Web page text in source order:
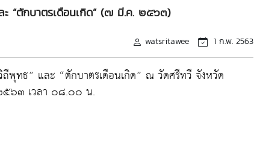
ะ “ตักบาตรเดือนเกิด” (๗ มี.ค. ๒๕๖๓)
watsritawee 1 ก.พ. 2563
ทธ” และ “ตักบาตรเดือนเกิด” ณ วัดศรีทวี จังหวัด
๕๖๓ เวลา ๐๘.๐๐ น.